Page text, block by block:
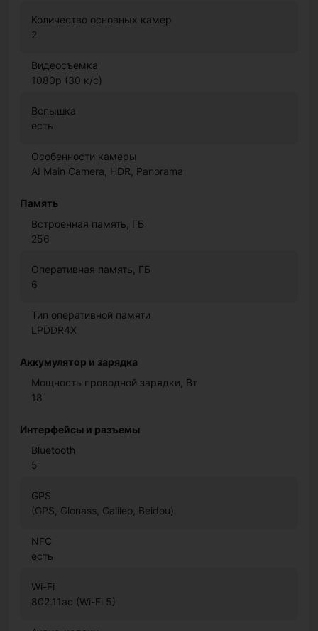
Количество основных камер
2
Видеосъемка
1080p (30 к/с)
Вспышка
есть
Особенности камеры
AI Main Camera, HDR, Panorama
Память
Встроенная память, ГБ
256
Оперативная память, ГБ
6
Тип оперативной памяти
LPDDR4X
Аккумулятор и зарядка
Мощность проводной зарядки, Вт
18
Интерфейсы и разъемы
Bluetooth
5
GPS
(GPS, Glonass, Galileo, Beidou)
NFC
есть
Wi-Fi
802.11ac (Wi-Fi 5)